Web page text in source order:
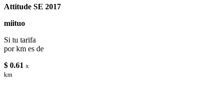
Attitude SE 2017
miituo
Si tu tarifa
por km es de
$ 0.61 x
km